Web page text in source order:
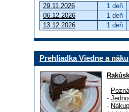
29.11.2026
1 deň
06.12.2026
1 deň
13.12.2026
1 deň
Prehliadka Viedne a
-
-
-